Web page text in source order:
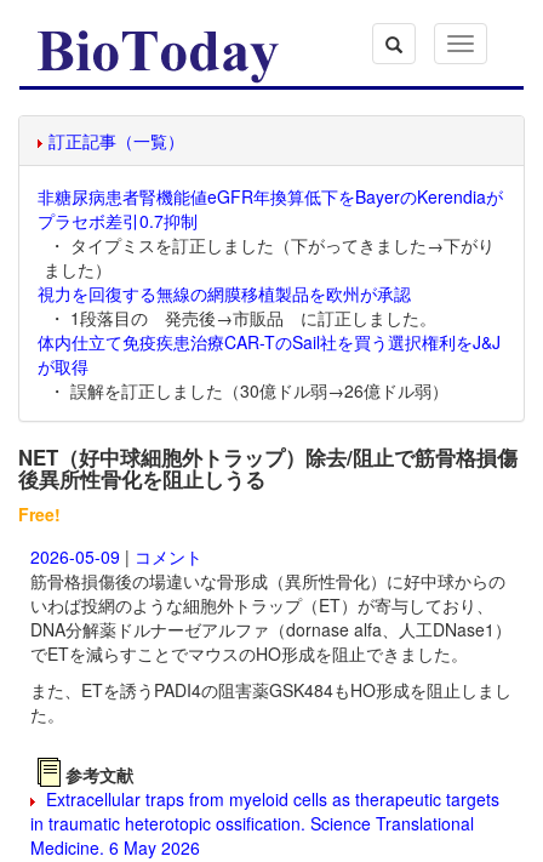
Toggle
navigation
訂正記事（一覧）
非糖尿病患者腎機能値eGFR年換算低下をBayerのKerendiaが
プラセボ差引0.7抑制
・ タイプミスを訂正しました（下がってきました→下がり
ました）
視力を回復する無線の網膜移植製品を欧州が承認
・ 1段落目の 発売後→市販品 に訂正しました。
体内仕立て免疫疾患治療CAR-TのSail社を買う選択権利をJ&J
が取得
・ 誤解を訂正しました（30億ドル弱→26億ドル弱）
NET（好中球細胞外トラップ）除去/阻止で筋骨格損傷
後異所性骨化を阻止しうる
Free!
2026-05-09 | コメント
筋骨格損傷後の場違いな骨形成（異所性骨化）に好中球からの
いわば投網のような細胞外トラップ（ET）が寄与しており、
DNA分解薬 ドルナーゼアルファ（dornase alfa、人工DNase1）
でETを減らすことでマウスのHO形成を阻止できました。
また、ETを誘うPADI4の阻害薬GSK484もHO形成を阻止しまし
た。
参考文献
Extracellular traps from myeloid cells as therapeutic targets
in traumatic heterotopic ossification. Science Translational
Medicine. 6 May 2026